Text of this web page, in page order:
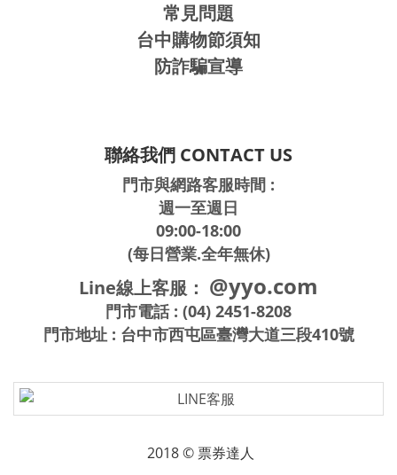
常見問題
台中購物節須知
防詐騙宣導
聯絡我們 CONTACT US
門市與網路客服時間 :
週一至週日
09:00-18:00
(每日營業.全年無休)
Line線上客服： @yyo.com
門市電話 : (04) 2451-8208
門市地址 : 台中市西屯區臺灣大道三段410號
2018 © 票券達人